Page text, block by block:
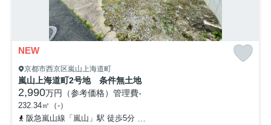
NEW
京都市西京区嵐山上海道町
嵐山上海道町2号地 条件無土地
2,990万円（参考価格） 管理費-
232.34㎡（-）
阪急嵐山線「嵐山」駅 徒歩5分